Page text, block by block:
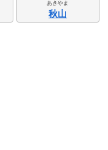
あきやま
秋山